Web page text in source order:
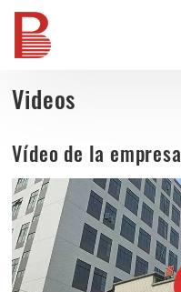
Videos
Vídeo de la empresa